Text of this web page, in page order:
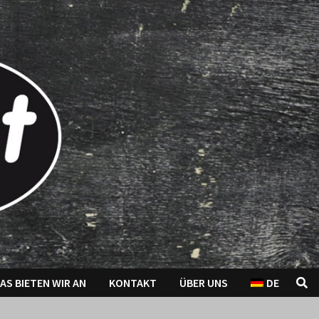
BIETEN WIR AN KONTAKT ÜBER UNS DE